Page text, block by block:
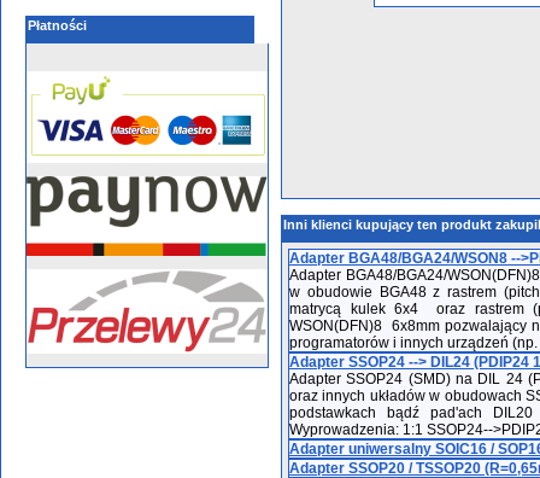
Płatności
Inni klienci kupujący ten produkt
Adapter BGA48/BGA24/WSON8 --
Adapter BGA48/BGA24/
w obudowie BGA48 z rastrem
matrycą kulek 6x4 oraz rastrem
WSON(DFN)8 6x8mm pozwalający
programatorów i innych urządzeń (np.
Adapter SSOP24 --> DIL24 (PDIP24
Adapter SSOP24 (SMD) na DIL 24
oraz innych układów w obudowach
podstawkach bądź pad'ach
Wyprowadzenia: 1:1 SSOP24--
Adapter uniwersalny SOIC16 /
Adapter SSOP20 / TSSOP20